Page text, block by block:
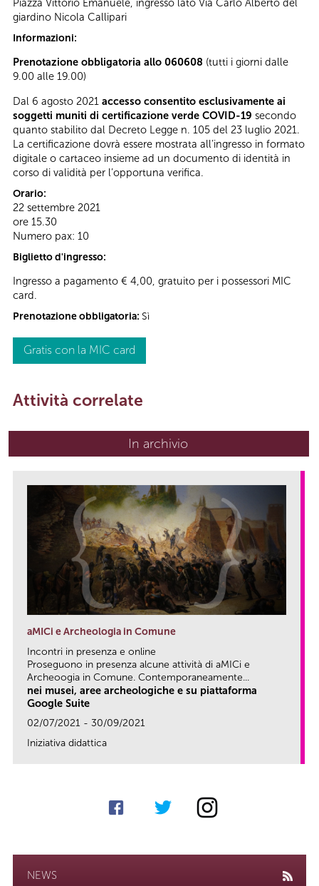
giardino Nicola Callipari
Informazioni:
Prenotazione obbligatoria allo 060608 (tutti i giorni dalle
9.00 alle 19.00)
Dal 6 agosto 2021 accesso consentito esclusivamente ai
soggetti muniti di certificazione verde COVID-19 secondo
quanto stabilito dal Decreto Legge n. 105 del 23 luglio 2021.
La certificazione dovrà essere mostrata all’ingresso in formato
digitale o cartaceo insieme ad un documento di identità in
corso di validità per l’opportuna verifica.
Orario:
22 settembre 2021
ore 15.30
Numero pax: 10
Biglietto d'ingresso:
Ingresso a pagamento € 4,00, gratuito per i possessori MIC
card.
Prenotazione obbligatoria: Sì
Gratis con la MIC card
Attività correlate
In archivio
aMICi e Archeologia in Comune
Incontri in presenza e online
Proseguono in presenza alcune attività di aMICi e
Archeoogia in Comune. Contemporaneamente...
nei musei, aree archeologiche e su piattaforma
Google Suite
02/07/2021 - 30/09/2021
Iniziativa didattica
NEWS